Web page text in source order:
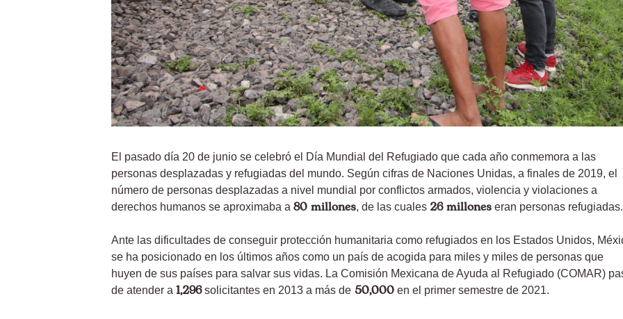
El pasado día 20 de junio se celebró el Día Mundial del Refugiado que cada año conmemora a las
personas desplazadas y refugiadas del mundo. Según cifras de Naciones Unidas, a finales de 2019, el
número de personas desplazadas a nivel mundial por conflictos armados, violencia y violaciones a
derechos humanos se aproximaba a 80 millones, de las cuales 26 millones eran personas refugiadas.
Ante las dificultades de conseguir protección humanitaria como refugiados en los Estados Unidos,
se ha posicionado en los últimos años como un país de acogida para miles y miles de personas que
huyen de sus países para salvar sus vidas. La Comisión Mexicana de Ayuda al Refugiado (COMAR)
de atender a 1,296solicitantes en 2013 a más de 50,000 en el primer semestre de 2021.